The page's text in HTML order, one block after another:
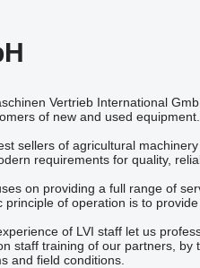
Vertrieb International
of new and used equipment.
sellers of agricultural
requirements for quality,
on providing a full range of
principle of operation is to
of LVI staff let us
staff training of our partners,
and field conditions.